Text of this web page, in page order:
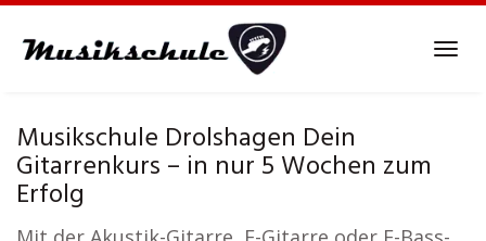
Musikschule Drolshagen Dein
Gitarrenkurs – in nur 5 Wochen zum
Erfolg